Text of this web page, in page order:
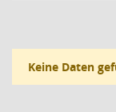
Keine Daten